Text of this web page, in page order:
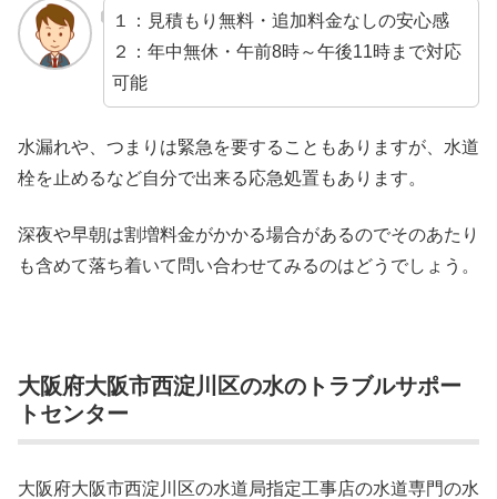
１：見積もり無料・追加料金なしの安心感
２：年中無休・午前8時～午後11時まで対応
可能
水漏れや、つまりは緊急を要することもありますが、水道
栓を止めるなど自分で出来る応急処置もあります。
深夜や早朝は割増料金がかかる場合があるのでそのあたり
も含めて落ち着いて問い合わせてみるのはどうでしょう。
大阪府大阪市西淀川区の水のトラブルサポー
トセンター
大阪府大阪市西淀川区の水道局指定工事店の水道専門の水